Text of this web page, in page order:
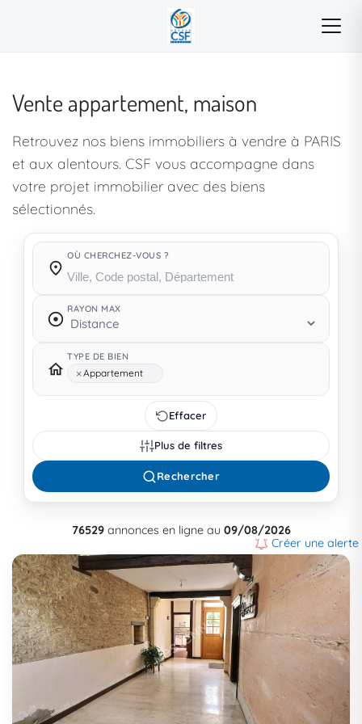
Vente appartement, maison
Retrouvez nos biens immobiliers à vendre à PARIS
et aux alentours. CSF vous accompagne dans
votre projet immobilier avec des biens
sélectionnés.
OÙ CHERCHEZ-VOUS ?
RAYON MAX
TYPE DE BIEN
×Appartement
Effacer
Plus de filtres
Rechercher
76529annonces en ligne au 09/08/2026
Créer une alerte